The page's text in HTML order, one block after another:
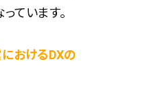
ています。
おけるDXの